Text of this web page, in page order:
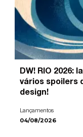
DW! RIO 2026:
vários spoilers
design!
Lançamentos
04/08/2026